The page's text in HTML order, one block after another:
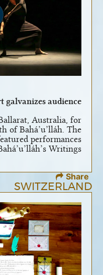
galvanizes audience
Australia, for
of Bahá’u’lláh. The
performances
Writings.
Share
SWITZERLAND